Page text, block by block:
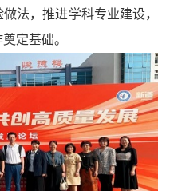
法，推进学科专业建设，
定基础。